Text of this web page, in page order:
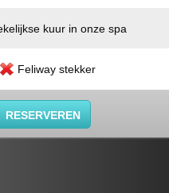
kuur in onze spa
Feliway stekker
RESERVEREN